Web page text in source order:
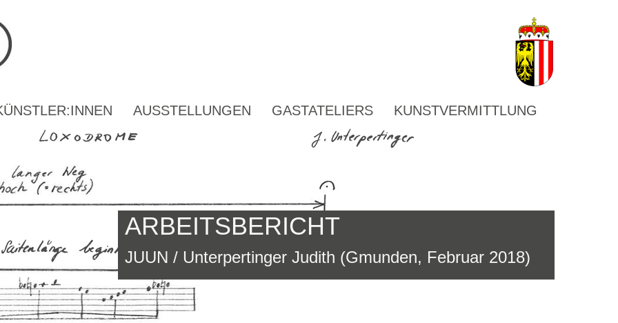
AUSSTELLUNGEN GASTATELIERS KUNSTVERMITTLUNG
ARBEITSBERICHT
JUUN / Unterpertinger Judith (Gmunden, Februar 2018)